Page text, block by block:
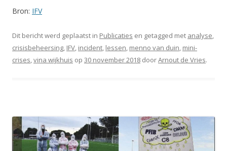
Bron: IFV
Dit bericht werd geplaatst in Publicaties en getagged met analyse,
crisisbeheersing, IFV, incident, lessen, menno van duin, mini-
crises,vina wijkhuis op 30 november 2018 doorArnout de Vries.